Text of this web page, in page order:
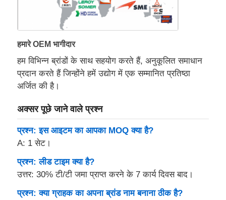
हमारे OEM भागीदार
हम विभिन्न ब्रांडों के साथ सहयोग करते हैं, अनुकूलित समाधान
प्रदान करते हैं जिन्होंने हमें उद्योग में एक सम्मानित प्रतिष्ठा
अर्जित की है।
अक्सर पूछे जाने वाले प्रश्न
प्रश्न: इस आइटम का आपका MOQ क्या है?
A: 1 सेट।
प्रश्न: लीड टाइम क्या है?
उत्तर: 30% टी/टी जमा प्राप्त करने के 7 कार्य दिवस बाद।
प्रश्न: क्या ग्राहक का अपना ब्रांड नाम बनाना ठीक है?